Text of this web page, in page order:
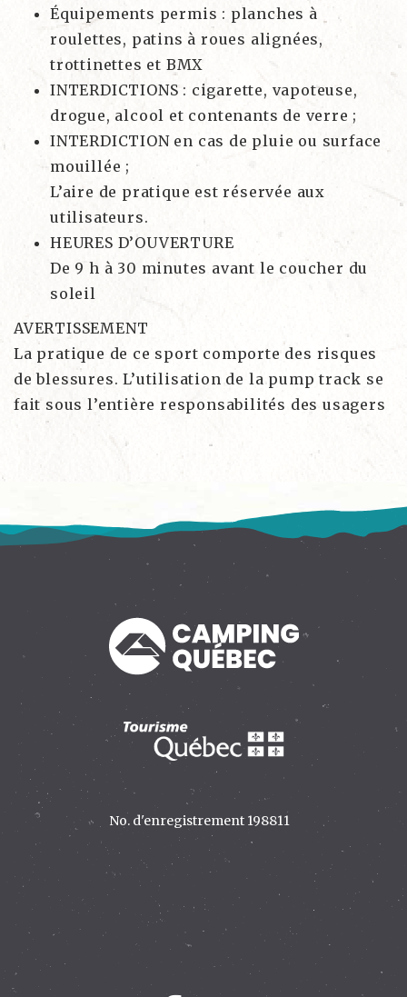
Équipements permis : planches à
roulettes, patins à roues alignées,
trottinettes et BMX
INTERDICTIONS : cigarette, vapoteuse,
drogue, alcool et contenants de verre ;
INTERDICTION en cas de pluie ou surface
mouillée ;
L’aire de pratique est réservée aux
utilisateurs.
HEURES D’OUVERTURE
De 9 h à 30 minutes avant le coucher du
soleil
AVERTISSEMENT
La pratique de ce sport comporte des risques
de blessures. L’utilisation de la pump track se
fait sous l’entière responsabilités des usagers